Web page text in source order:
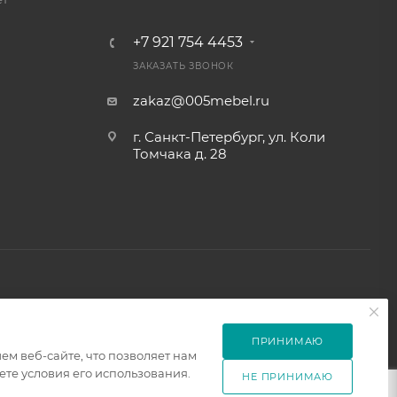
+7 921 754 4453
ЗАКАЗАТЬ ЗВОНОК
zakaz@005mebel.ru
г. Санкт-Петербург, ул. Коли
Томчака д. 28
веб-сайте, что позволяет нам
условия его использования.
ПРИНИМАЮ
НЕ ПРИНИМАЮ